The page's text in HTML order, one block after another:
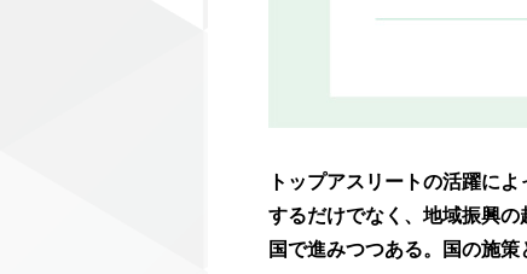
トップアスリートの活躍に
するだけでなく、地域振興
国で進みつつある。国の施策